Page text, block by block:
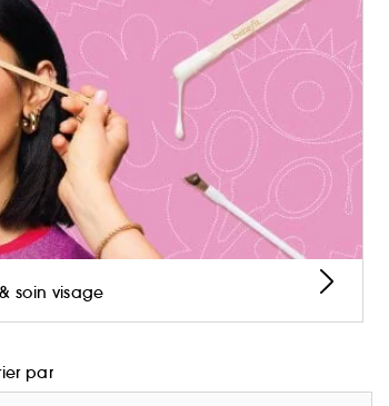
des cils
longue durée aux cils
soin visage
par